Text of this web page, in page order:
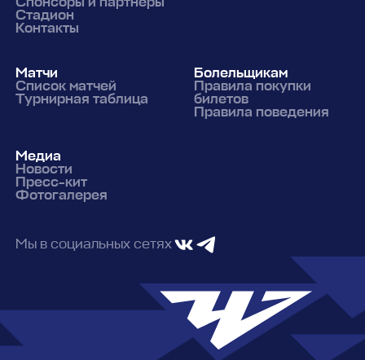
Стадион
Контакты
Матчи
Список матчей
Турнирная таблица
Болельщикам
Правила покупки
билетов
Правила поведения
Медиа
Новости
Пресс-кит
Фотогалерея
Мы в социальных сетях